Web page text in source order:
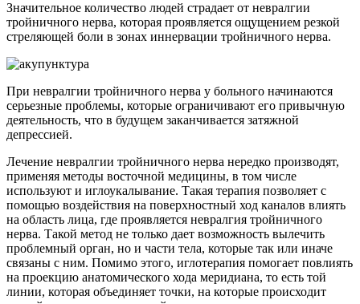
Значительное количество людей страдает от невралгии
тройничного нерва, которая проявляется ощущением резкой
стреляющей боли в зонах иннервации тройничного нерва.
При невралгии тройничного нерва у больного начинаются
серьезные проблемы, которые ограничивают его привычную
деятельность, что в будущем заканчивается затяжной
депрессией.
Лечение невралгии тройничного нерва нередко производят,
применяя методы восточной медицины, в том числе
используют и иглоукалывание. Такая терапия позволяет с
помощью воздействия на поверхностный ход каналов влиять
на область лица, где проявляется невралгия тройничного
нерва. Такой метод не только дает возможность вылечить
проблемный орган, но и части тела, которые так или иначе
связаны с ним. Помимо этого, иглотерапия помогает повлиять
на проекцию анатомического хода меридиана, то есть той
линии, которая объединяет точки, на которые происходит